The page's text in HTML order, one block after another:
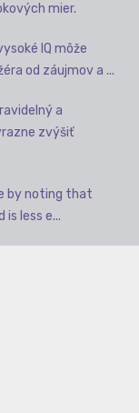
mier.
IQ môže
od záujmov a ...
a
zvýšiť
by noting that
less e...